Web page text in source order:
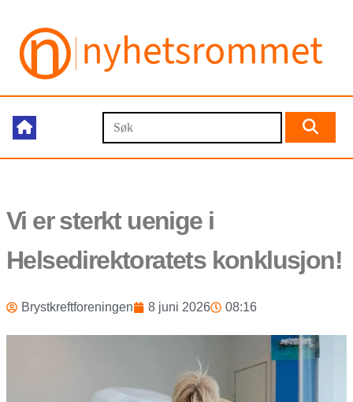
Vi er sterkt uenige i
Helsedirektoratets konklusjon!
Brystkreftforeningen 8 juni 2026 08:16